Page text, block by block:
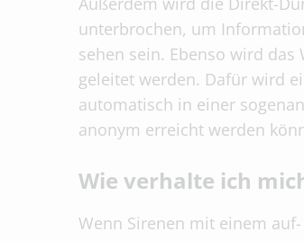
unterbrochen, um
sehen sein. Ebenso wird das
geleitet werden. Dafür wird
automatisch in einer
anonym erreicht werden
Wie verhalte ich
Wenn Sirenen mit einem